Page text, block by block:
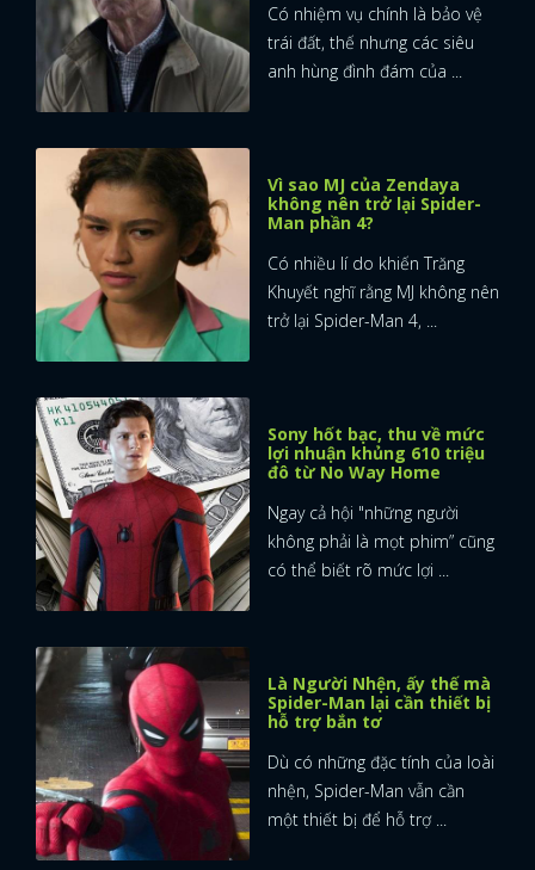
Có nhiệm vụ chính là bảo vệ
trái đất, thế nhưng các siêu
anh hùng đình đám của ...
Vì sao MJ của Zendaya
không nên trở lại Spider-
Man phần 4?
Có nhiều lí do khiến Trăng
Khuyết nghĩ rằng MJ không nên
trở lại Spider-Man 4, ...
Sony hốt bạc, thu về mức
lợi nhuận khủng 610 triệu
đô từ No Way Home
Ngay cả hội "những người
không phải là mọt phim” cũng
có thể biết rõ mức lợi ...
Là Người Nhện, ấy thế mà
Spider-Man lại cần thiết bị
hỗ trợ bắn tơ
Dù có những đặc tính của loài
nhện, Spider-Man vẫn cần
một thiết bị để hỗ trợ ...